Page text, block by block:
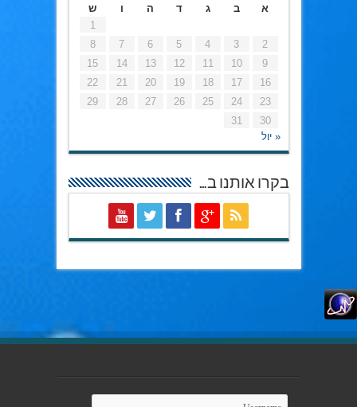
א
ב ג ד ה ו
ש
1
2
3
4
5
6
7
8
9
10
11
12
13
14
15
16
17
18
19
20
21
22
23
24
25
26
27
28
29
30
31
« יול
בקרו אותנו ב…